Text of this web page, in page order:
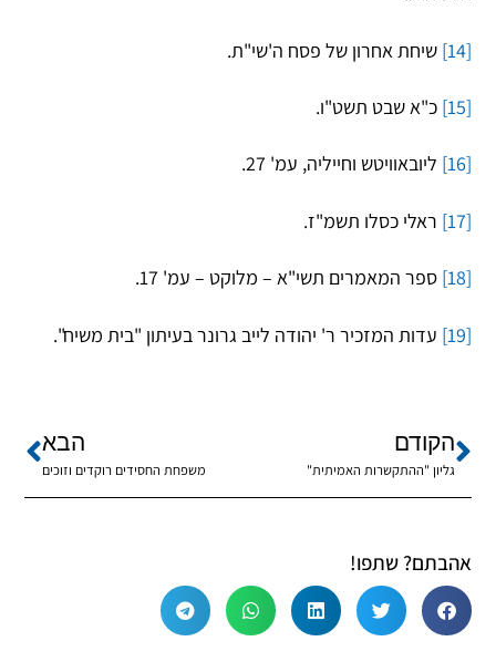
[14] שיחת אחרון של פסח ה'שי"ת.
[15] כ"א שבט תשט"ו.
[16] ליובאוויטש וחייליה, עמ' 27.
[17] ראלי כסלו תשמ"ז.
[18] ספר המאמרים תשי"א – מלוקט – עמ' 17.
[19] עדות המזכיר ר' יהודה לייב גרונר בעיתון "בית משיח".
הקודם
גליון "ההתקשרות האמיתית"
הבא
משפחת החסידים רוקדים וזוכים
אהבתם? שתפו!